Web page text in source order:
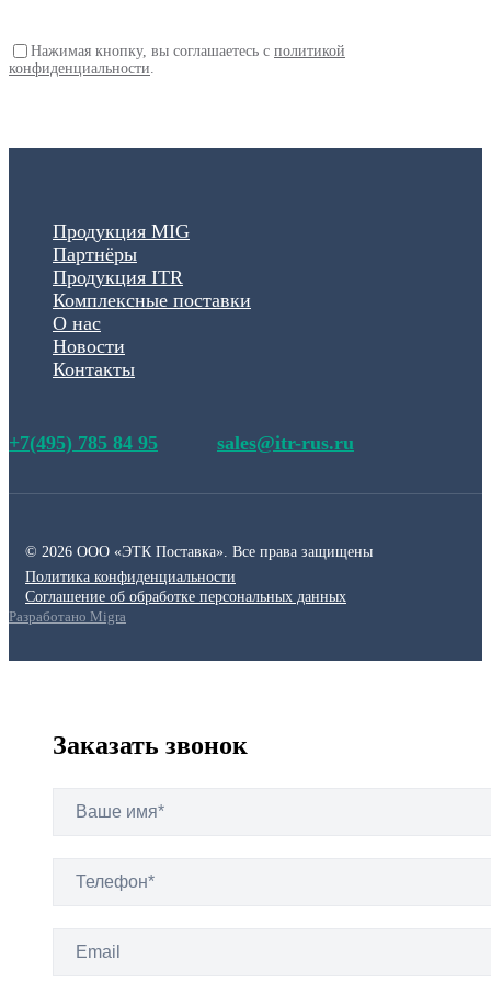
Нажимая кнопку, вы соглашаетесь с политикой
конфиденциальности.
Продукция MIG
Партнёры
Продукция ITR
Комплексные поставки
О нас
Новости
Контакты
+7(495) 785 84 95 sales@itr-rus.ru
© 2026 ООО «ЭТК Поставка». Все права защищены
Политика конфиденциальности
Соглашение об обработке персональных данных
Разработано Migra
Заказать звонок